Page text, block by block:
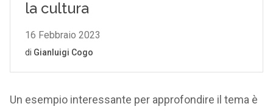
Un esempio interessante per approfondire il tema è